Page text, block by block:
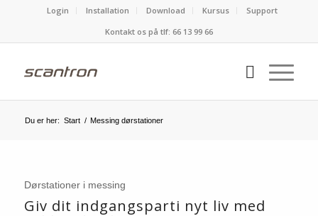
Login Installation Download Kursus
Support
Kontakt os på tlf: 66 13 99 66
Du er her: Start / Messing dørstationer
Dørstationer i messing
Giv dit indgangsparti nyt liv med